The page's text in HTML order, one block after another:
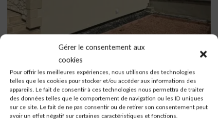
Gérer le consentement aux
cookies
Pour offrir les meilleures expériences, nous utilisons des technologies
telles que les cookies pour stocker et/ou accéder aux informations des
appareils. Le fait de consentir à ces technologies nous permettra de traiter
des données telles que le comportement de navigation ou les ID uniques
sur ce site. Le fait de ne pas consentir ou de retirer son consentement peut
avoir un effet négatif sur certaines caractéristiques et fonctions.
Une rénovation énergétique complète à
Vitry-le-François
29 avril 2026 / par Habitat & Traditions
À Vitry-le-François, cette maison a récemment fait l’objet de
travaux de rénovation ambitieux, combinant ravalement de